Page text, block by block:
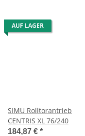
AUF LAGER
SIMU Rolltorantrieb
CENTRIS XL 76/240
184,87 € *